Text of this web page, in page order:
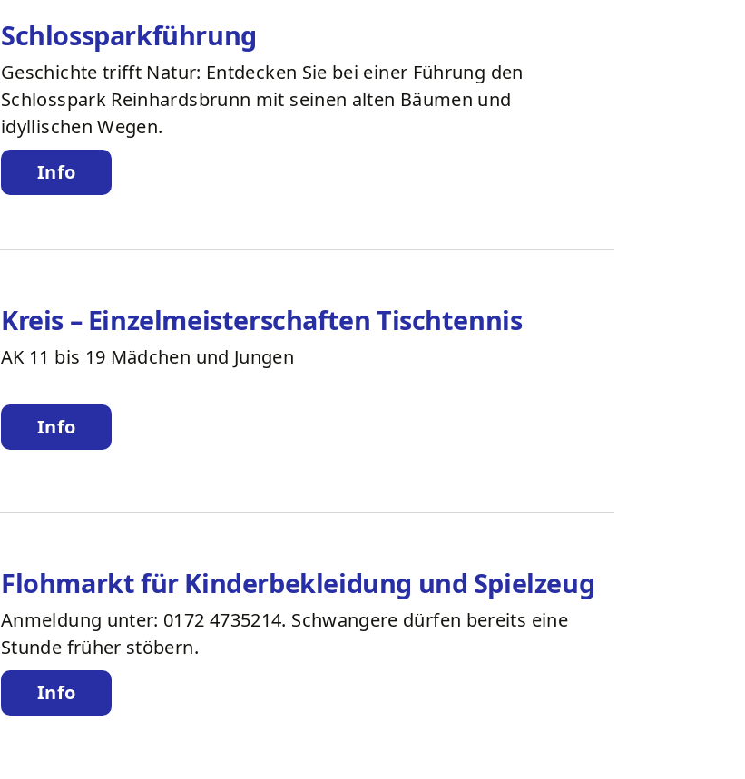
Schlossparkführung
Geschichte trifft Natur: Entdecken Sie bei einer Führung den
Schlosspark Reinhardsbrunn mit seinen alten Bäumen und
idyllischen Wegen.
Info
Kreis – Einzelmeisterschaften Tischtennis
AK 11 bis 19 Mädchen und Jungen
Info
Flohmarkt für Kinderbekleidung und Spielzeug
Anmeldung unter: 0172 4735214. Schwangere dürfen bereits eine
Stunde früher stöbern.
Info